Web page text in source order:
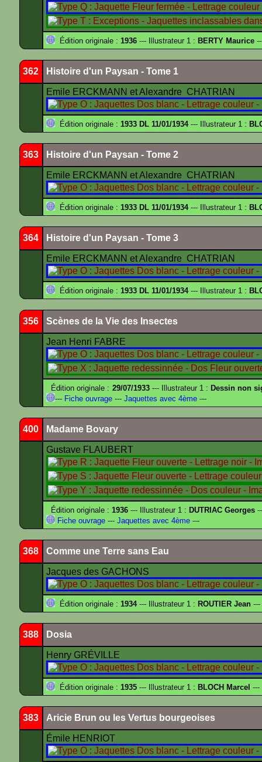
Édition originale : 1936 --- Illustrateur 1 : BERTY Maurice
362 Histoire d'un Paysan - Tome 1
Emile ERCKMANN et Alexandre CHATRIAN
Édition originale : 1933 DL 11/01/1934--- Illustrateur 1 :
363 Histoire d'un Paysan - Tome 2
Emile ERCKMANN et Alexandre CHATRIAN
Édition originale : 1933 DL 11/01/1934--- Illustrateur 1 :
364 Histoire d'un Paysan - Tome 3
Emile ERCKMANN et Alexandre CHATRIAN
Édition originale : 1933 DL 11/01/1934--- Illustrateur 1 :
356 Scènes de la Vie des Insectes
Jean Henri FABRE
Édition originale : 29/07/1933--- Illustrateur 1 : Dessin non
--- Fiche ouvrage --- Jaquettes avec 4ème ---
400 Madame Bovary
Gustave FLAUBERT
Édition originale :1936 --- Illustrateur 1 : DUTRIAC Georges
Fiche ouvrage --- Jaquettes avec 4ème ---
368 Comme une Terre sans Eau
Jacques des GACHONS
Édition originale : 1934--- Illustrateur 1 : ROUTIER Jean ---
388 Dosia
Henry GRÉVILLE
Édition originale : 1935 --- Illustrateur 1 : BLOCH Marcel ---
383 Aricie Brun ou les Vertus bourgeoises
Émile HENRIOT